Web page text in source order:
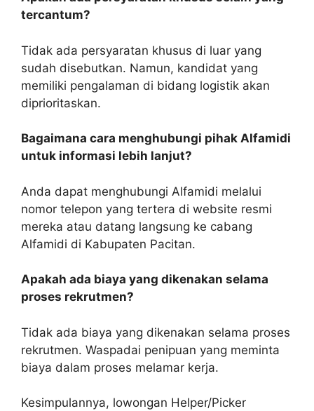
tercantum?
Tidak ada persyaratan khusus di luar yang
sudah disebutkan. Namun, kandidat yang
memiliki pengalaman di bidang logistik akan
diprioritaskan.
Bagaimana cara menghubungi pihak Alfamidi
untuk informasi lebih lanjut?
Anda dapat menghubungi Alfamidi melalui
nomor telepon yang tertera di website resmi
mereka atau datang langsung ke cabang
Alfamidi di Kabupaten Pacitan.
Apakah ada biaya yang dikenakan selama
proses rekrutmen?
Tidak ada biaya yang dikenakan selama proses
rekrutmen. Waspadai penipuan yang meminta
biaya dalam proses melamar kerja.
Kesimpulannya, lowongan Helper/Picker